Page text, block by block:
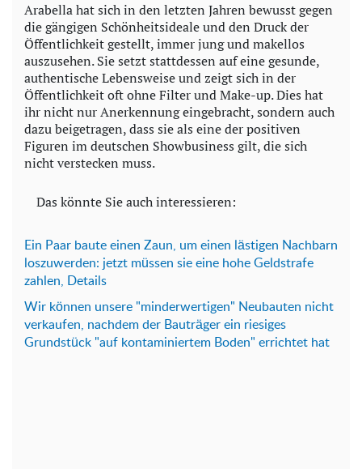
Arabella hat sich in den letzten Jahren bewusst gegen
die gängigen Schönheitsideale und den Druck der
Öffentlichkeit gestellt, immer jung und makellos
auszusehen. Sie setzt stattdessen auf eine gesunde,
authentische Lebensweise und zeigt sich in der
Öffentlichkeit oft ohne Filter und Make-up. Dies hat
ihr nicht nur Anerkennung eingebracht, sondern auch
dazu beigetragen, dass sie als eine der positiven
Figuren im deutschen Showbusiness gilt, die sich
nicht verstecken muss.
Das könnte Sie auch interessieren:
Ein Paar baute einen Zaun, um einen lästigen Nachbarn
loszuwerden: jetzt müssen sie eine hohe Geldstrafe
zahlen, Details
Wir können unsere "minderwertigen" Neubauten nicht
verkaufen, nachdem der Bauträger ein riesiges
Grundstück "auf kontaminiertem Boden" errichtet hat